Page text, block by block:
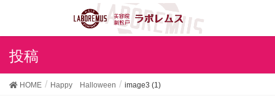
投稿
HOME Happy Halloween image3 (1)